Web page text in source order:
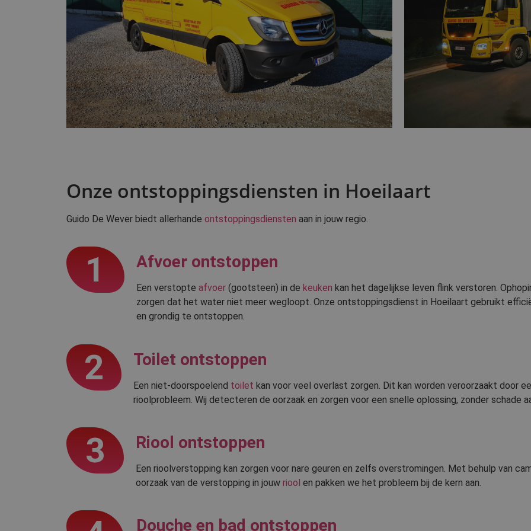
Onze ontstoppingsdiensten in Hoeilaart
Guido De Wever biedt allerhande ontstoppingsdiensten aan in jouw regio.
1 Afvoer ontstoppen
Een verstopte afvoer(gootsteen) in de keuken kan het dagelijkse leven flink verstoren.
zorgen dat het water niet meer wegloopt. Onze ontstoppingsdienst in Hoeilaart gebruikt
en grondig te ontstoppen.
2 Toilet ontstoppen
Een niet-doorspoelend toilet kan voor veel overlast zorgen. Dit kan worden veroorzaakt door
rioolprobleem. Wij detecteren de oorzaak en zorgen voor een snelle oplossing, zonder schade
3 Riool ontstoppen
Een rioolverstopping kan zorgen voor nare geuren en zelfs overstromingen. Met behulp van
oorzaak van de verstopping in jouw riool en pakken we het probleem bij de kern aan.
Douche en bad ontstoppen